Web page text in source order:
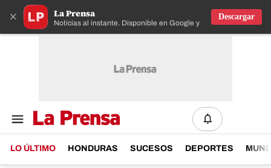
× La Prensa
Noticias al instante. Disponible en Google y IOS
Descargar
LO ÚLTIMO HONDURAS SUCESOS DEPORTES